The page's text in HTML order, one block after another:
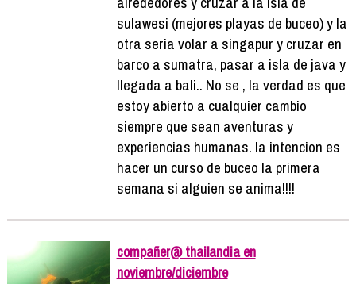
sulawesi (mejores playas de buceo) y la
otra seria volar a singapur y cruzar en
barco a sumatra, pasar a isla de java y
llegada a bali.. No se , la verdad es que
estoy abierto a cualquier cambio
siempre que sean aventuras y
experiencias humanas. la intencion es
hacer un curso de buceo la primera
semana si alguien se anima!!!!
compañer@ thailandia en
noviembre/diciembre